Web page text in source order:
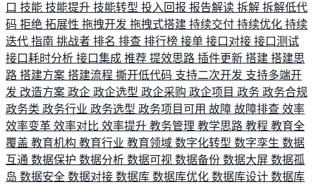
口 技能 技能提升 技能转型 投入回报 报告解读 拆解 拆解低代
码 拒绝 拓展性 拖拽开发 拖拽式搭建 持续交付 持续优化 持续
迭代 指南 挑战者 排名 排查 排行榜 接单 接口对接 接口测试
接口耗时分析 接口集成 推荐 提效思路 插件更新 搭建 搭建思
路 搭建方案 搭建流程 撕开低代码 支持二次开发 支持多端开
发 改造方案 政企 政企选型 政企采购 政企项目 政务 政务合规
政务类 政务行业 政务选型 政务项目可用 故障 故障排查 效率
效率变革 效率对比 效率提升 教务管理 教学思路 教程 教育全
覆盖 教育机构 教育行业 教育领域 数字化转型 数字孪生 数据
互通 数据保护 数据分析 数据可视 数据备份 数据大屏 数据孤
岛 数据安全 数据对接 数据库 数据库优化 数据库设计 数据库